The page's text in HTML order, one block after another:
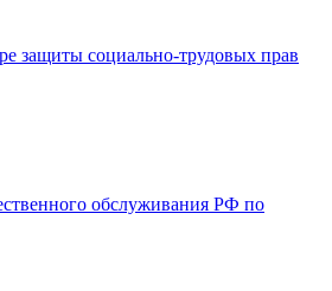
защиты социально-трудовых прав
обслуживания РФ по